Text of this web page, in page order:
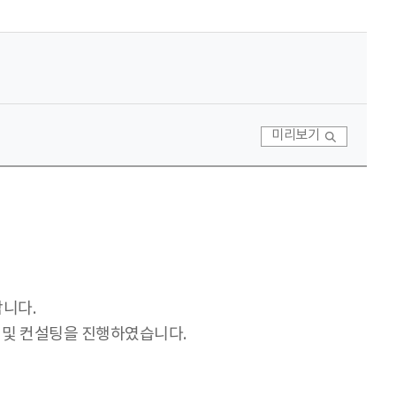
미리보기
다.
컨설팅을 진행하였습니다.